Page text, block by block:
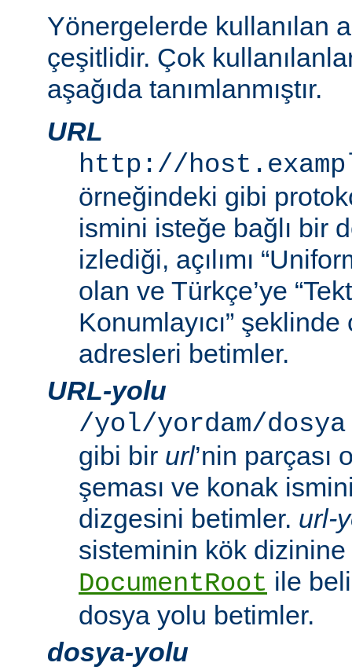
Yönergelerde kullanılan
çeşitlidir. Çok
aşağıda tanımlanmıştır.
URL
http://
örneğindeki gibi
ismini isteğe bağlı bir
izlediği, açılımı
olan ve Türkçe’ye
Konumlayıcı”
adresleri betimler.
URL-yolu
/yol/yordam/
gibi bir url’nin parçası
şeması ve konak
dizgesini betimler. url-
sisteminin kök
DocumentRoot ile
dosya yolu betimler.
dosya-yolu